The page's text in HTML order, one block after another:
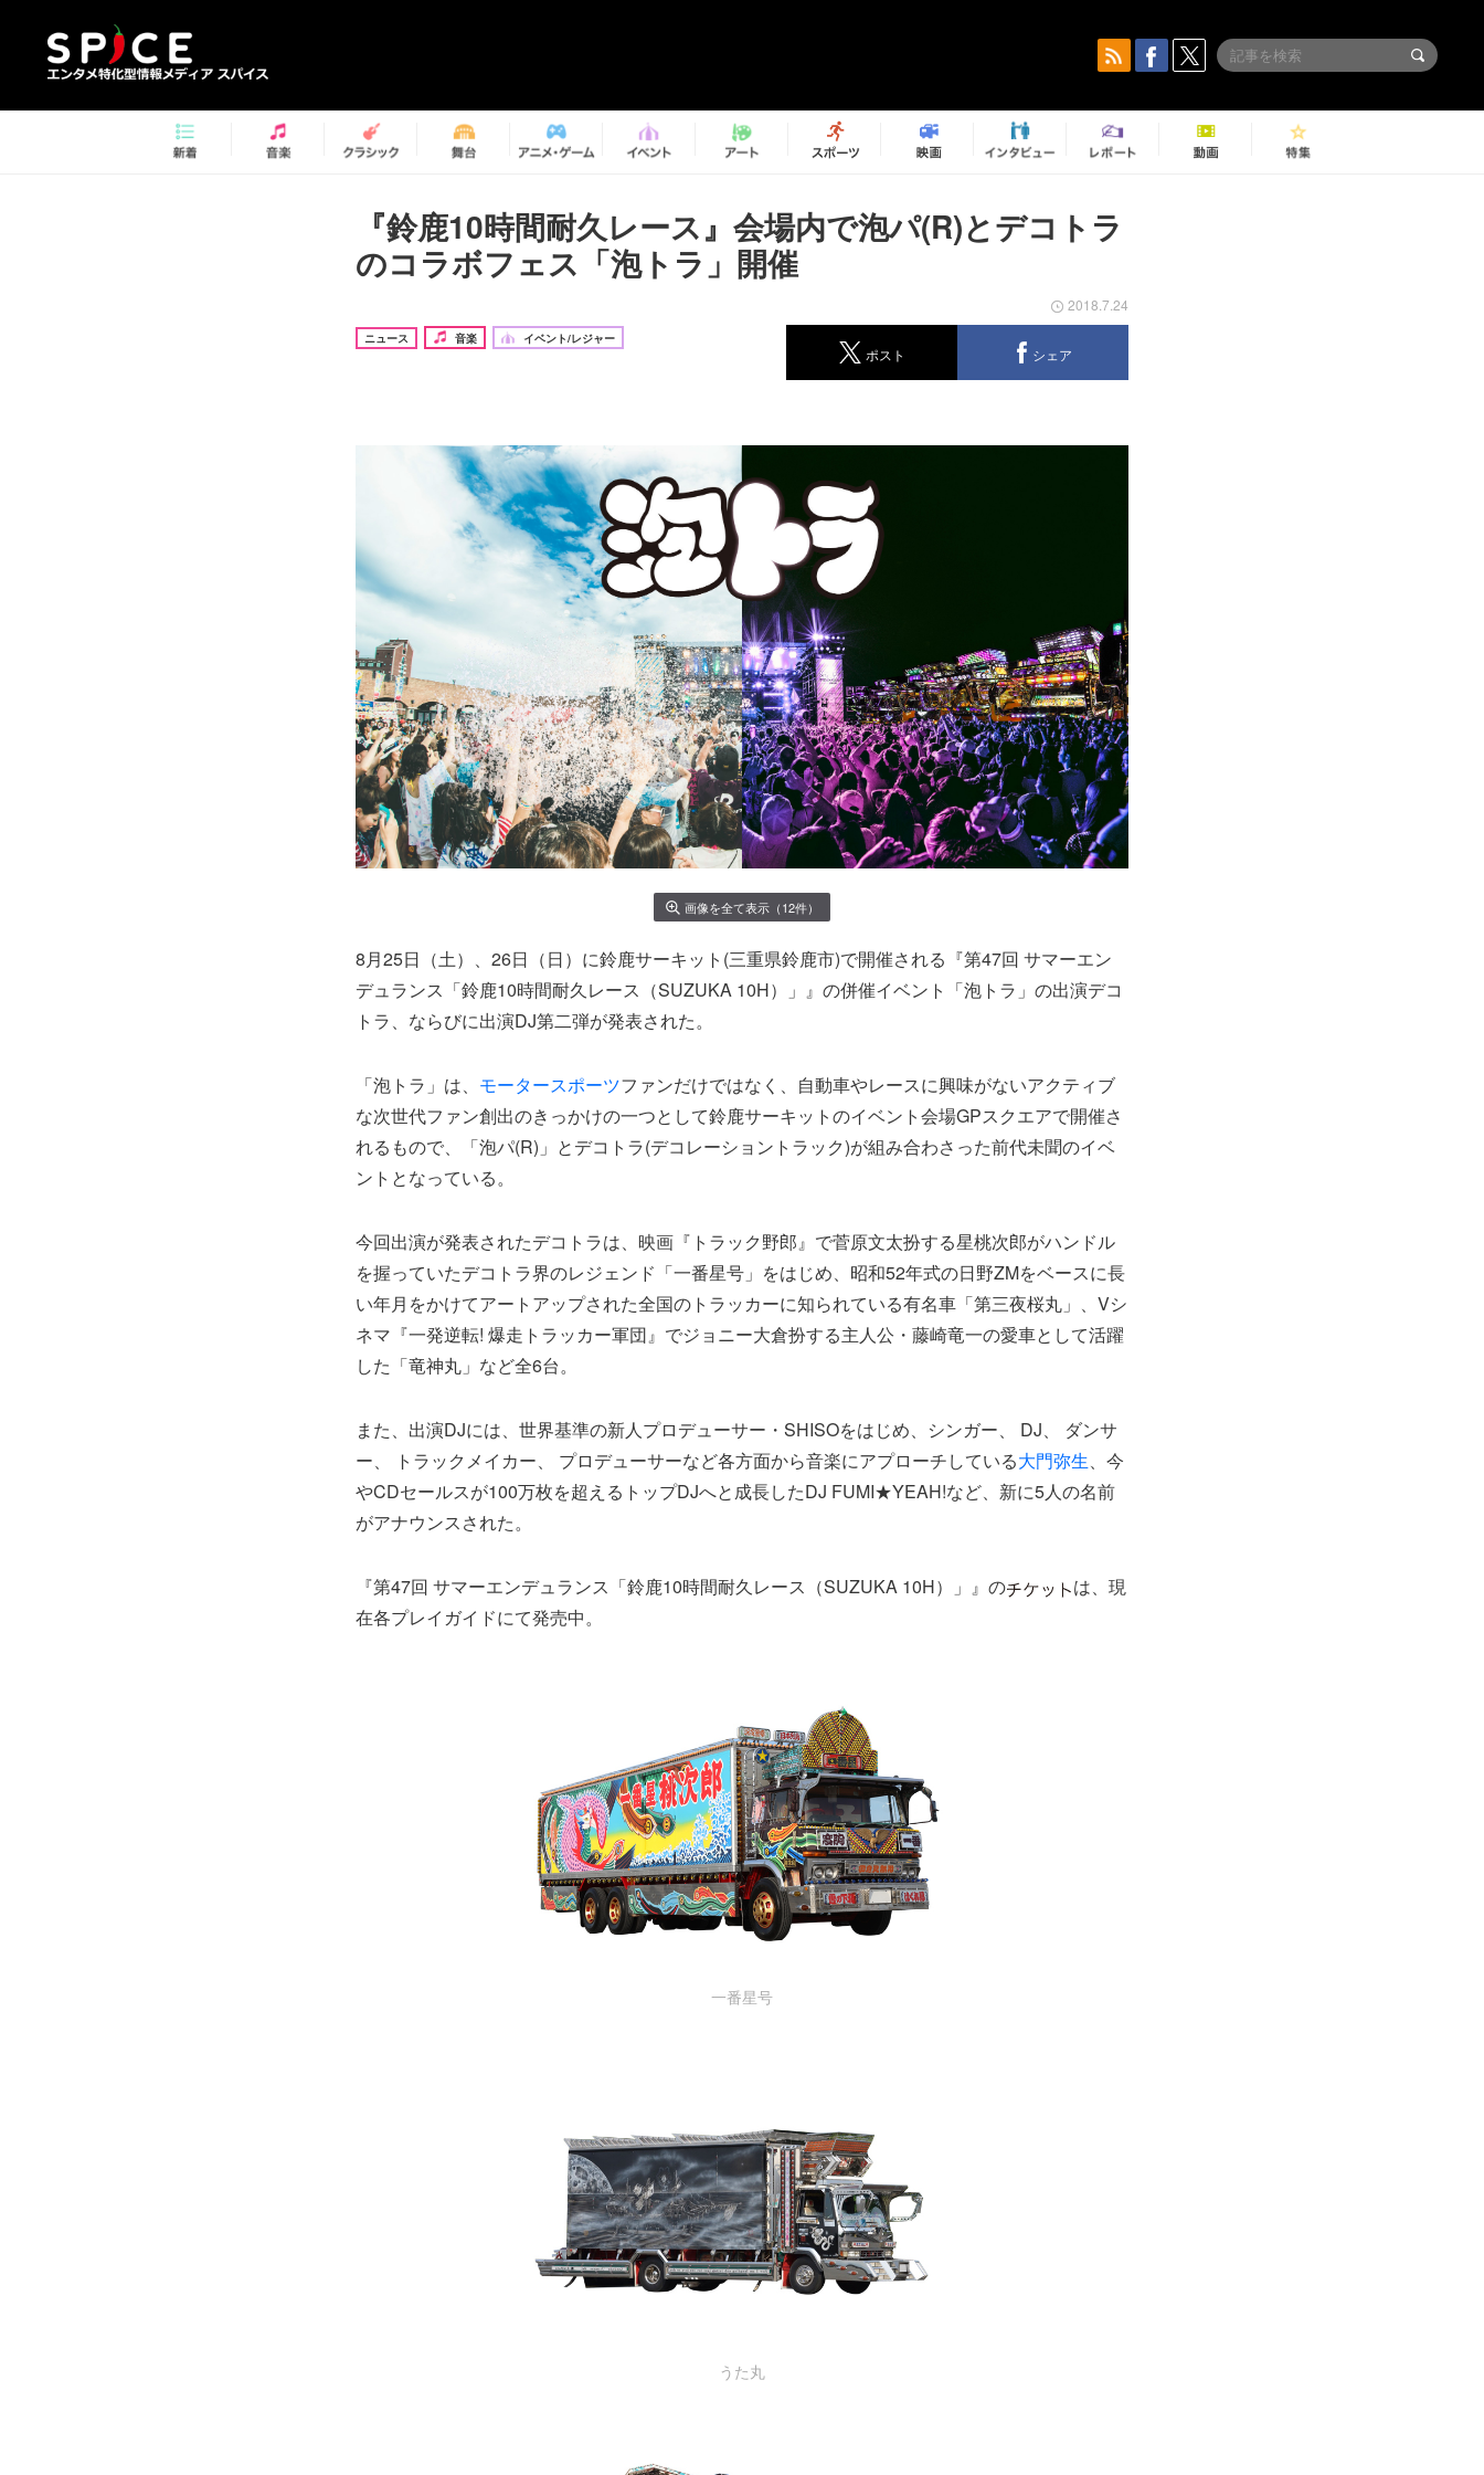
『鈴鹿10時間耐久レース』会場内で泡パ(R)とデコトラ
のコラボフェス「泡トラ」開催
ニュース 音楽 イベント/レジャー
2018.7.24
ポスト シェア
画像を全て表示（12件）
8月25日（土）、26日（日）に鈴鹿サーキット(三重県鈴鹿市)で開催される『第47回 サマーエン
デュランス「鈴鹿10時間耐久レース（SUZUKA 10H）」』の併催イベント「泡トラ」の出演デコ
トラ、ならびに出演DJ第二弾が発表された。
「泡トラ」は、 モータースポーツファンだけではなく、自動車やレースに興味がないアクティブ
な次世代ファン創出のきっかけの一つとして鈴鹿サーキットのイベント会場GPスクエアで開催さ
れるもので、「泡パ(R)」とデコトラ(デコレーショントラック)が組み合わさった前代未聞のイベ
ントとなっている。
今回出演が発表されたデコトラは、映画『トラック野郎』で菅原文太扮する星桃次郎がハンドル
を握っていたデコトラ界のレジェンド「一番星号」をはじめ、昭和52年式の日野ZMをベースに長
い年月をかけてアートアップされた全国のトラッカーに知られている有名車「第三夜桜丸」、Vシ
ネマ『一発逆転! 爆走トラッカー軍団』でジョニー大倉扮する主人公・藤崎竜一の愛車として活躍
した「竜神丸」など全6台。
また、出演DJには、世界基準の新人プロデューサー・SHISOをはじめ、シンガー、 DJ、 ダンサ
ー、 トラックメイカー、 プロデューサーなど各方面から音楽にアプローチしている大門弥生、今
やCDセールスが100万枚を超えるトップDJへと成長したDJ FUMI★YEAH!など、新に5人の名前
がアナウンスされた。
『第47回 サマーエンデュランス「鈴鹿10時間耐久レース（SUZUKA 10H）」』の
は、現
在各プレイガイドにて発売中。
一番星号
うた丸